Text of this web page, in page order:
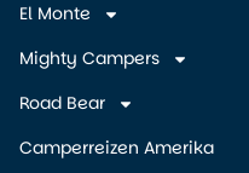
El Monte
Mighty Campers
Road Bear
Camperreizen Amerika